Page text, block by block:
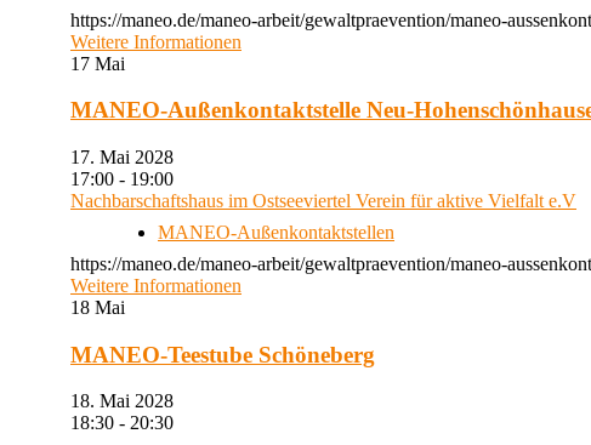
https://maneo.de/maneo-arbeit/gewaltpraevention/maneo-
Weitere Informationen
17 Mai
MANEO-Außenkontaktstelle Neu-
17. Mai 2028
17:00 - 19:00
Nachbarschaftshaus im Ostseeviertel Verein für aktive Vielfalt e.V
MANEO-Außenkontaktstellen
https://maneo.de/maneo-arbeit/gewaltpraevention/maneo-
Weitere Informationen
18 Mai
MANEO-Teestube Schöneberg
18. Mai 2028
18:30 - 20:30